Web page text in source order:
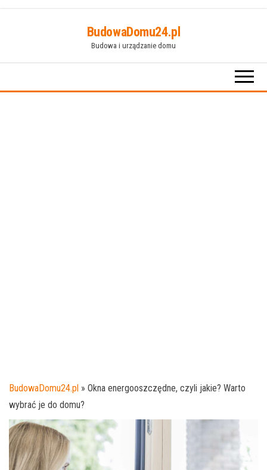
BudowaDomu24.pl
Budowa i urządzanie domu
BudowaDomu24.pl » Okna energooszczędne, czyli jakie? Warto
wybrać je do domu?